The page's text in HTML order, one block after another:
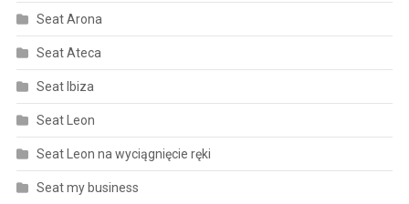
Seat Arona
Seat Ateca
Seat Ibiza
Seat Leon
Seat Leon na wyciągnięcie ręki
Seat my business